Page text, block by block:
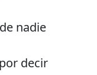
nadie
decir